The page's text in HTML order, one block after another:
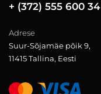
+ (372) 555 600 34
Adrese
Suur-Sõjamäe põik 9,
11415 Tallina, Eesti